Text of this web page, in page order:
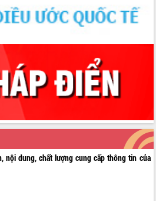
nội dung, chất lượng cung cấp thông tin của